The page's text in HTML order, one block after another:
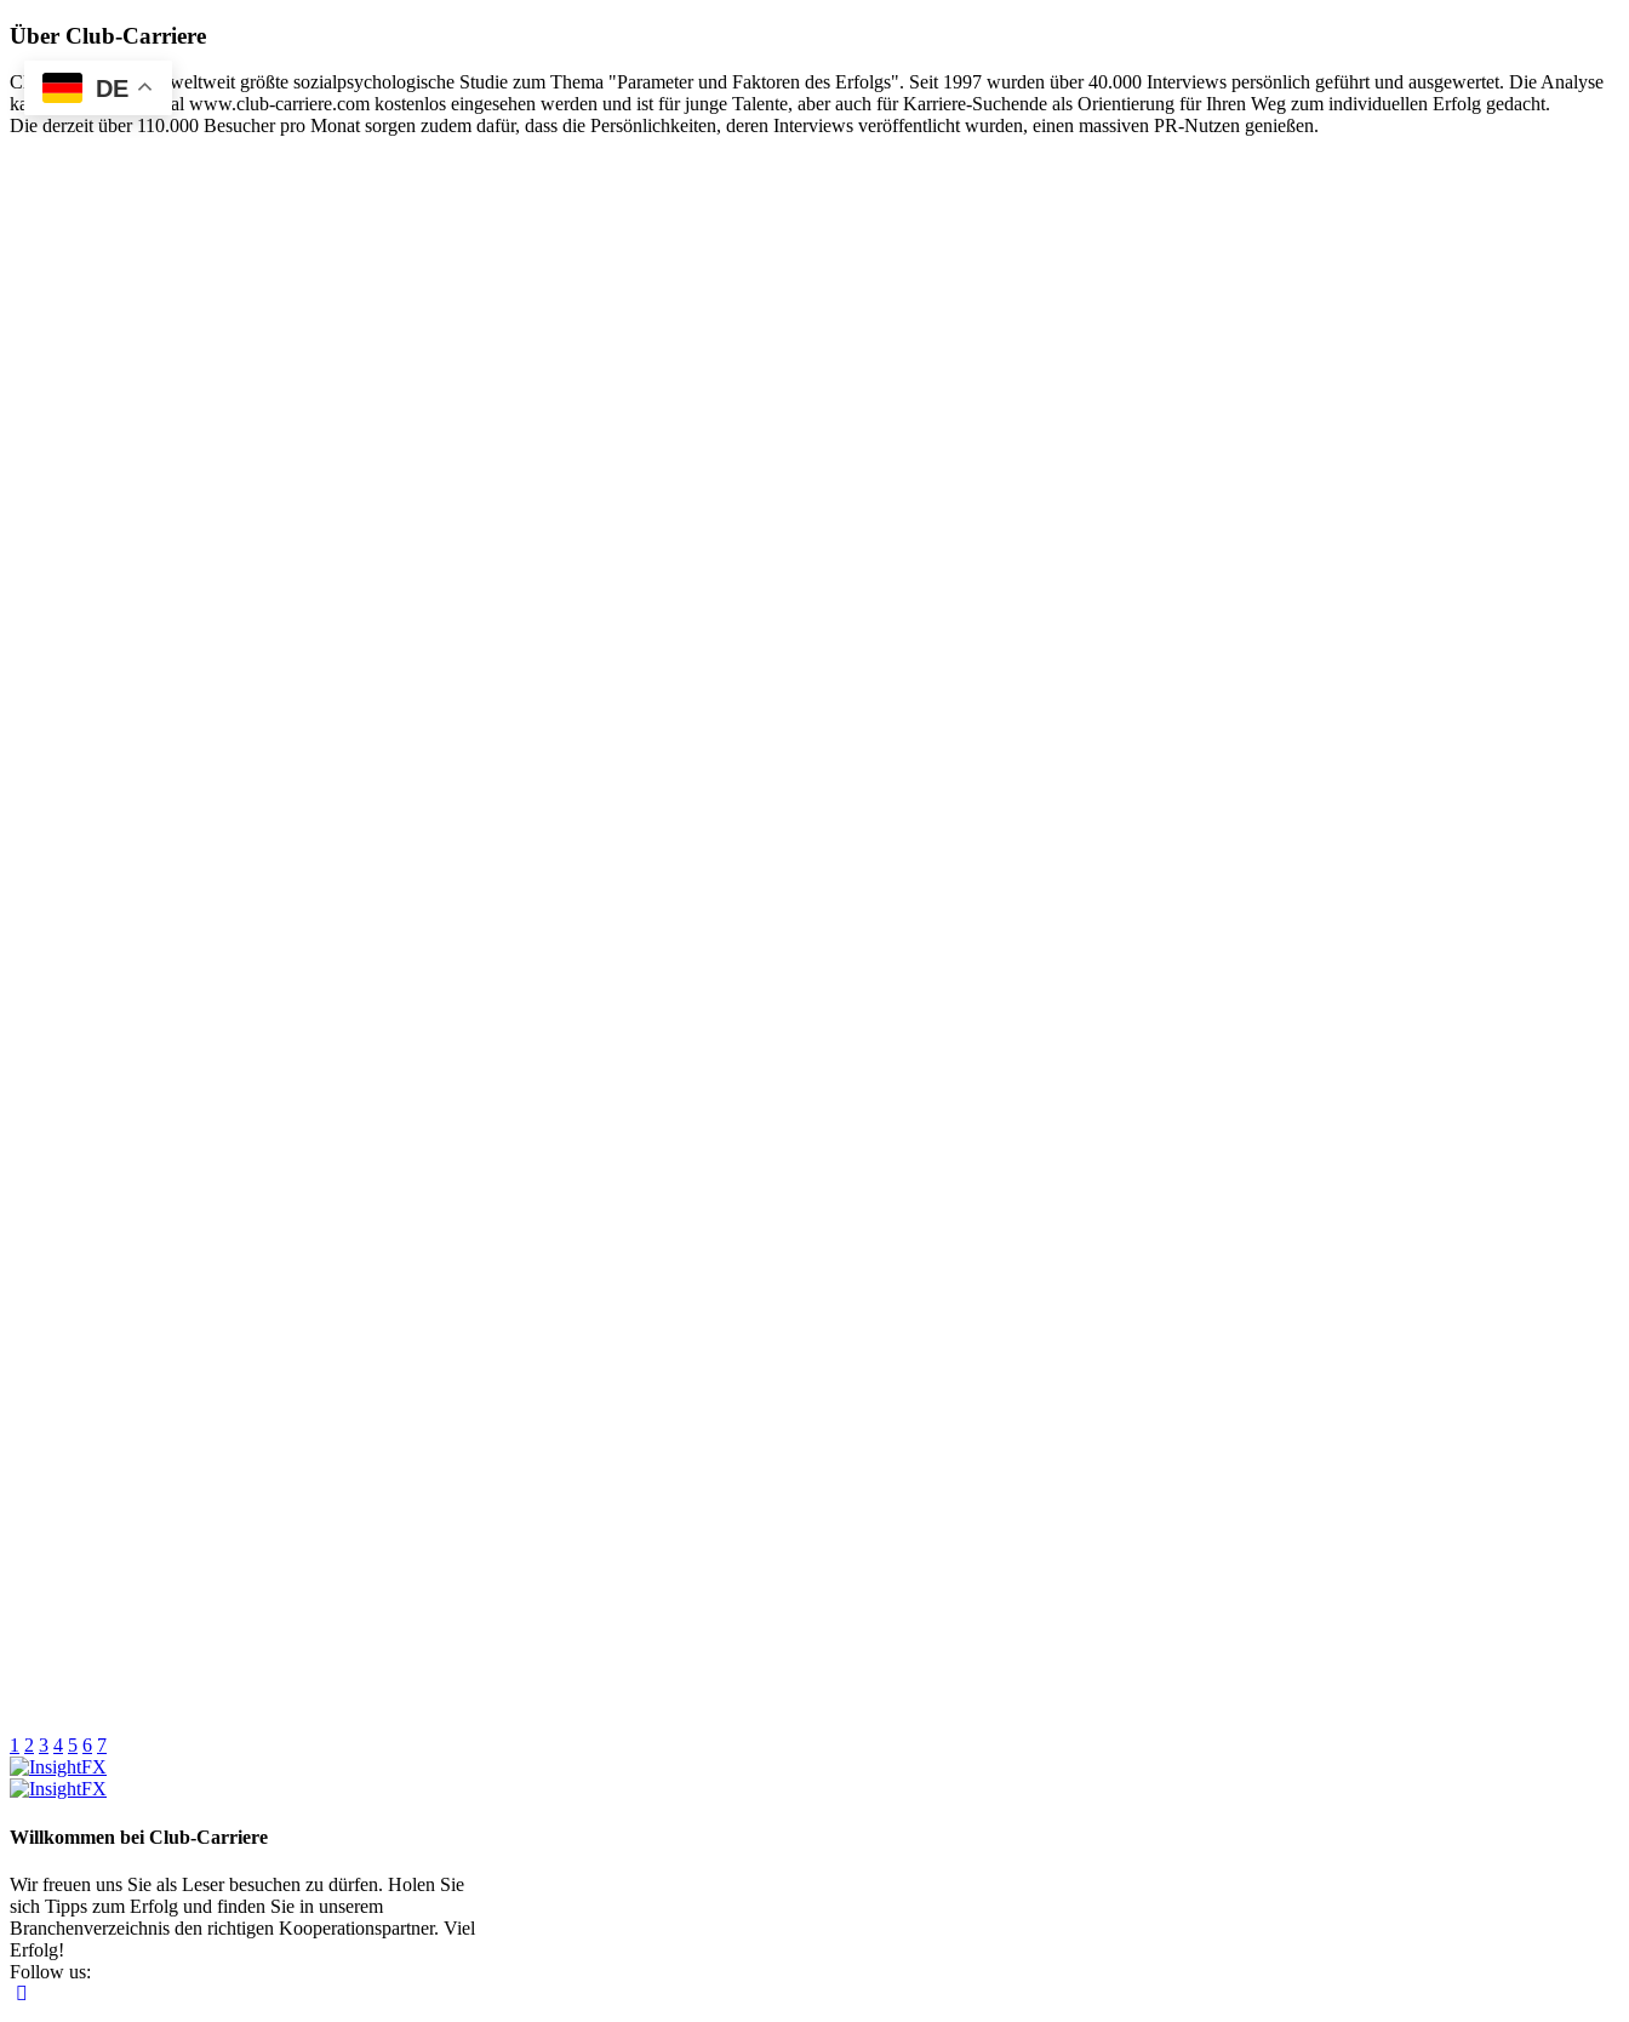
DE
Über Club-Carriere
Club-Carriere ist die weltweit größte sozialpsychologische Studie zum Thema "Parameter und Faktoren des Erfolgs". Seit 1997 wurden über 40.000 Interviews persönlich geführt und ausgewertet. Die Analyse
kann auf diesem Portal www.club-carriere.com kostenlos eingesehen werden und ist für junge Talente, aber auch für Karriere-Suchende als Orientierung für Ihren Weg zum individuellen Erfolg gedacht.
Die derzeit über 110.000 Besucher pro Monat sorgen zudem dafür, dass die Persönlichkeiten, deren Interviews veröffentlicht wurden, einen massiven PR-Nutzen genießen.
1 2 3 4 5 6 7
Willkommen bei Club-Carriere
Wir freuen uns Sie als Leser besuchen zu dürfen. Holen Sie
sich Tipps zum Erfolg und finden Sie in unserem
Branchenverzeichnis den richtigen Kooperationspartner. Viel
Erfolg!
Follow us: